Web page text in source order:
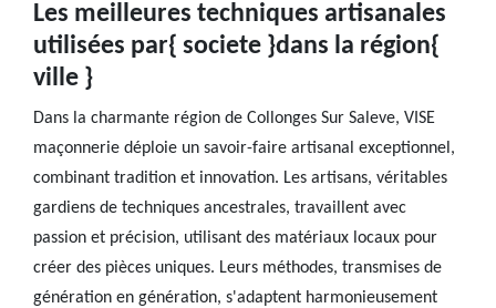
Les meilleures techniques artisanales
utilisées par{ societe }dans la région{
ville }
Dans la charmante région de Collonges Sur Saleve, VISE
maçonnerie déploie un savoir-faire artisanal exceptionnel,
combinant tradition et innovation. Les artisans, véritables
gardiens de techniques ancestrales, travaillent avec
passion et précision, utilisant des matériaux locaux pour
créer des pièces uniques. Leurs méthodes, transmises de
génération en génération, s'adaptent harmonieusement